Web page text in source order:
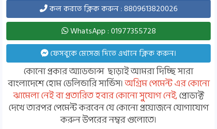
কল করতে ক্লিক করুন : 8809613820026
WhatsApp : 01977355728
ফেসবুকে মেসেজ দিতে এখানে ক্লিক করুন।
কোনো প্রকার অ্যাডভান্স ছাড়াই আমরা দিচ্ছি সারা
বাংলাদেশে হোম ডেলিভারি সার্ভিস।অগ্রিম পেমেন্ট এর কোনো
ঝামেলা নেই বা প্রতারিত হবার কোনো সুযোগ নেই,প্রোডাক্ট
দেখে তারপর পেমেন্ট করবেন যে কোনো প্রয়োজনে যোগাযোগ
করুন উপরের নম্বর গুলোতে।